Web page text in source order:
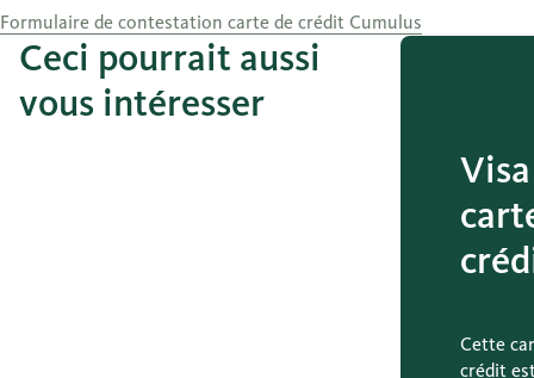
Formulaire de contestation carte de crédit Cumulus
Ceci pourrait aussi
vous intéresser
Cette
crédit